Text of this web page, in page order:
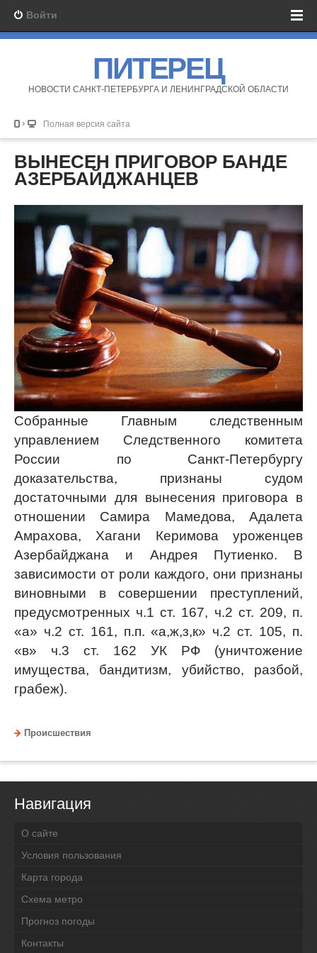
Войти
ПИТЕРЕЦ
НОВОСТИ САНКТ-ПЕТЕРБУРГА И ЛЕНИНГРАДСКОЙ ОБЛАСТИ
Полная версия сайта
ВЫНЕСЕН ПРИГОВОР БАНДЕ
АЗЕРБАЙДЖАНЦЕВ
Собранные Главным следственным
управлением Следственного комитета
России по Санкт-Петербургу
доказательства, признаны судом
достаточными для вынесения приговора в
отношении Самира Мамедова, Адалета
Амрахова, Хагани Керимова уроженцев
Азербайджана и Андрея Путиенко. В
зависимости от роли каждого, они признаны
виновными в совершении преступлений,
предусмотренных ч.1 ст. 167, ч.2 ст. 209, п.
«а» ч.2 ст. 161, п.п. «а,ж,з,к» ч.2 ст. 105, п.
«в» ч.3 ст. 162 УК РФ (уничтожение
имущества, бандитизм, убийство, разбой,
грабеж).
Происшествия
Навигация
О сайте
Условия пользования
Карта города
Схема метро
Прогноз погоды
Контакты